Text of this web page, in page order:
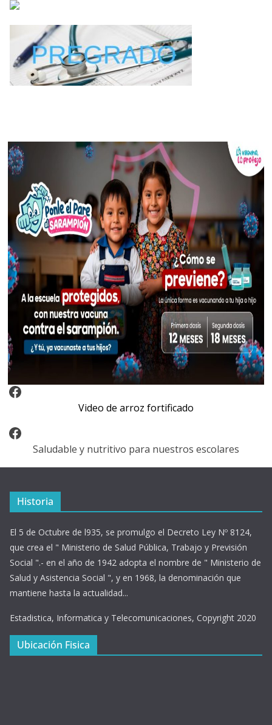
Video Arroz Fortificado
Video de arroz fortificado
Facebook
Saludable y nutritivo para nuestros escolares
Historia
El 5 de Octubre de l935, se promulgo el Decreto Ley Nº 8124,
que crea el " Ministerio de Salud Pública, Trabajo y Previsión
Social ".- en el año de 1942 adopta el nombre de " Ministerio de
Salud y Asistencia Social ", y en 1968, la denominación que
mantiene hasta la actualidad...
Estadistica, Informatica y Telecomunicaciones, Copyright 2020
Ubicación Fisica